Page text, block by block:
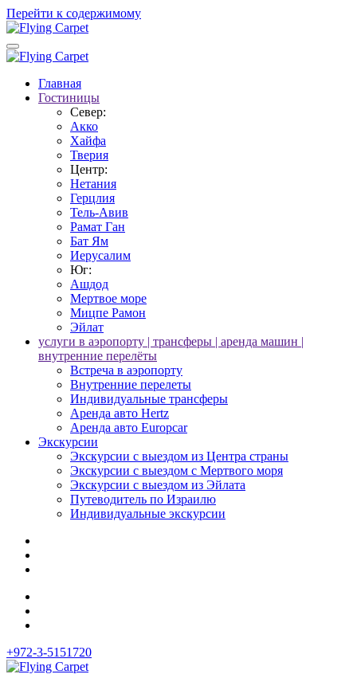
Перейти к содержимому
Главная
Гостиницы
Север:
Акко
Хайфа
Тверия
Центр:
Нетания
Герцлия
Тель-Авив
Рамат Ган
Бат Ям
Иерусалим
Юг:
Ашдод
Мертвое море
Мицпе Рамон
Эйлат
услуги в аэропорту | трансферы | аренда машин |
внутренние перелёты
Встреча в аэропорту
Внутренние перелеты
Индивидуальные трансферы
Аренда авто Hertz
Аренда авто Europcar
Экскурсии
Экскурсии с выездом из Центра страны
Экскурсии с выездом c Мертвого моря
Экскурсии с выездом из Эйлата
Путеводитель по Израилю
Индивидуальные экскурсии
+972-3-5151720